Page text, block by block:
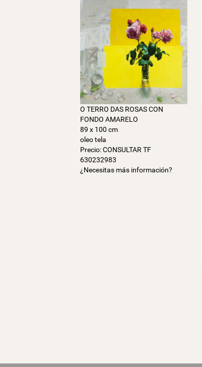
O TERRO DAS ROSAS CON
FONDO AMARELO
89 x 100 cm
oleo tela
Precio: CONSULTAR TF
630232983
¿Necesitas más información?